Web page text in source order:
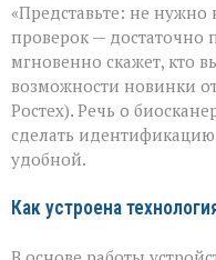
«Представьте: не
проверок — достаточно
мгновенно скажет, кто
возможности новинки
Ростех). Речь о
сделать
удобной.
Как устроена